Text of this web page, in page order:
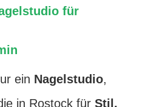
für
ein Nagelstudio,
in Rostock für Stil,